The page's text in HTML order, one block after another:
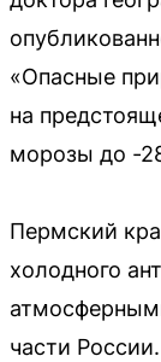
«Опасные
на
морозы до -
Пермский
холодного
части